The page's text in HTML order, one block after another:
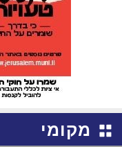
מקומי